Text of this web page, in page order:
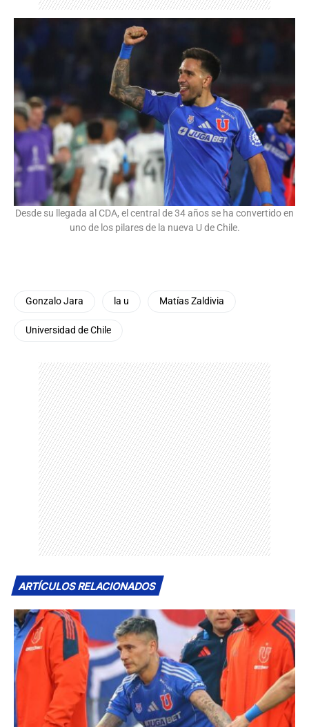
Desde su llegada al CDA, el central de 34 años se ha convertido en
uno de los pilares de la nueva U de Chile.
Gonzalo Jara la u Matías Zaldivia
Universidad de Chile
ARTÍCULOS RELACIONADOS